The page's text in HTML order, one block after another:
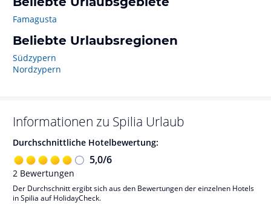
Famagusta
Beliebte Urlaubsregionen
Südzypern
Nordzypern
Informationen zu Spilia Urlaub
Durchschnittliche Hotelbewertung:
5,0/6
2 Bewertungen
Der Durchschnitt ergibt sich aus den Bewertungen der einzelnen Hotels
in Spilia auf HolidayCheck.